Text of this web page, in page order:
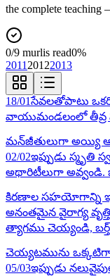
the complete teaching
0/9 murlis read0%
2011 20122013
18/01సేవలతోపాటు
వాయుమండలంలో తీవ్ర
మన్‌జీతులుగా అయ్యి
02/02ఇప్పుడు స్మృతి
అథారిటీలుగా
కిరణాల సహయోగాన్ని
అనంతమైన వైరాగ్య
త్యాగము చెయ్యండి,
చెయ్యటమును
05/03ఇప్పుడు